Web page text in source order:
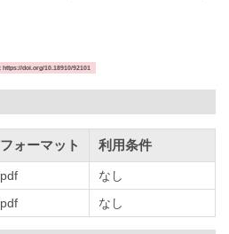
https://doi.org/10.18910/92101
フォーマット 利用条件
pdf
なし
pdf なし